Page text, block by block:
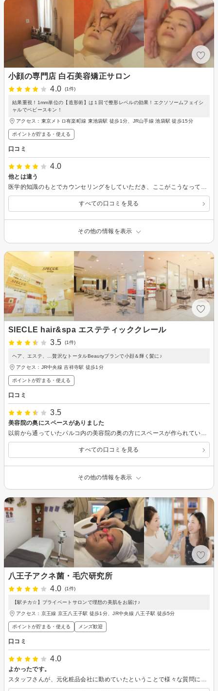
小顔の専門店 白石美容矯正サロン
4.0
(1件)
結果重視！1mm単位の【造形術】は１回で整形レベルの効果！エクソソームフェイシ
ャルでベビースキン！
アクセス：東京メトロ有楽町線 東池袋駅 徒歩1分、JR山手線 池袋駅 徒歩15分
ポイントが貯まる・使える
口コミ
4.0
他とは違う
医学的知識のもとでカウンセリングをしていただき、ここがこうなっているからこう歪むと詳しく説明してくださいます。施術も施術をするたびに鏡で見せていただけるので、しっかり自分の目で変化を都度確認できるので安心です。 はじめのマッサージはとても気持ちよく、それだけでも顔に変化がありました。施術は痛いですが、確実に変化があるし、鏡を見る度にびっくりしました。 表面ではなく、根本的な内部の歪みを調整していただけるので、他の小顔サロンとは違います。 確実に変化を求める方には本当にオススメしたい施術です。また伺いたいと思います。
すべての口コミを見る
その他の情報を表示
SIECLE hair&spa エステティッククレール
3.5
(1件)
ヘア、エステ、…贅沢なトータルBeautyプランで小顔＆輝く髪に♪
アクセス：JR中央線 吉祥寺駅 徒歩1分
ポイントが貯まる・使える
口コミ
3.5
美容院の奥にスペースがありました
以前から通っていたパルコ内の美容院の奥の方にスペースが作られていました。ちょっとびっくりしましたが…美容院の方は楽天経由でなくホットペッパー経由の予約になったそうです。 施術者様はベテランのご様子で気持ち良いご対応でしたが、部屋が美容院奥なので少しうるさいのと、ベッドがとても狭いので(身体が大きい人は辛いかと)体勢を変えるのが難しいのが難点です。
すべての口コミを見る
その他の情報を表示
八王子アクネ菌・毛穴研究所
4.0
(1件)
【駅チカ☆】プライベートサロンで理想の美肌をお届け♪
アクセス：京王線 京王八王子駅 徒歩1分、JR中央線 八王子駅 徒歩5分
ポイントが貯まる・使える メンズ歓迎
口コミ
4.0
よかったです。
スタッフさんが、元化粧品会社に勤めていたということで様々な質問にしっかりと答えてくれました。 メラノCC美容液にシミを消す効果はないと知れたのはとても為になりました。 アイビー化粧品が多く置いてありましたが提携しているのでしょうか？ 帰り際におすすめしていただいたスキンケア用品を購入しました。 アイビー化粧品は少し前に問題になっていたようですが品質はしっかりしているようなので、１５０００円分の効果を発揮してくれたら嬉しいです。 まだ施術してから何週間も経っているわけではないので、特に変化は感じられませんが、今後よくなっていくといいなと思います。